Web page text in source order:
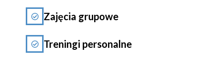
Zajęcia grupowe
Treningi personalne